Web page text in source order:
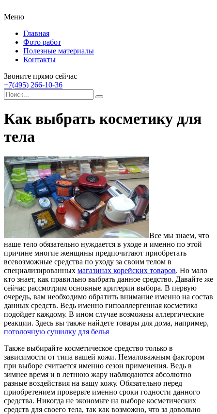
Меню
Главная
Фото работ
Полезные материалы
Контакты
Звоните прямо сейчас
+7(495) 266-10-36
Как выбрать косметику для
тела
Все мы знаем, что
наше тело обязательно нуждается в уходе и именно по этой
причине многие женщины предпочитают приобретать
всевозможные средства по уходу за своим телом в
специализированных магазинах корейских товаров. Но мало
кто знает, как правильно выбрать данное средство. Давайте же
сейчас рассмотрим основные критерии выбора. В первую
очередь, вам необходимо обратить внимание именно на состав
данных средств. Ведь именно гипоаллергенная косметика
подойдет каждому. В ином случае возможны аллергические
реакции. Здесь вы также найдете товары для дома, например,
потолочную сушилку для белья
Также выбирайте косметическое средство только в
зависимости от типа вашей кожи. Немаловажным фактором
при выборе считается именно сезон применения. Ведь в
зимнее время и в летнюю жару наблюдаются абсолютно
разные воздействия на вашу кожу. Обязательно перед
приобретением проверьте именно сроки годности данного
средства. Никогда не экономьте на выборе косметических
средств для своего тела, так как возможно, что за довольно